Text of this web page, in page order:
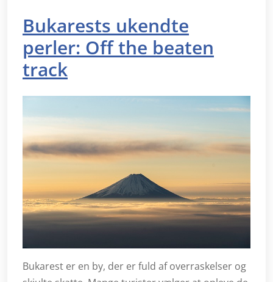
Bukarests ukendte
perler: Off the beaten
track
Bukarest er en by, der er fuld af overraskelser og